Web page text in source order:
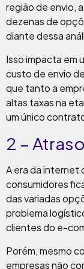
região de envio,
dezenas de
diante dessa
Isso impacta em
custo de envio
que tanto a
altas taxas na
um único
2 –
A era da internet
consumidores
das variadas
problema
clientes do e-
Porém, mesmo
empresas não